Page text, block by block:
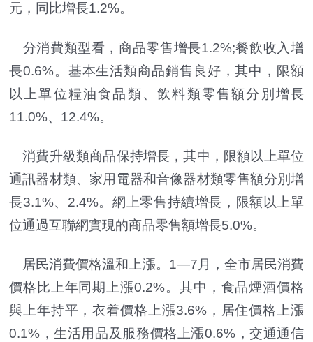
元，同比增長1.2%。
分消費類型看，商品零售增長1.2%;餐飲收入增
長0.6%。基本生活類商品銷售良好，其中，限額
以上單位糧油食品類、飲料類零售額分別增長
11.0%、12.4%。
消費升級類商品保持增長，其中，限額以上單位
通訊器材類、家用電器和音像器材類零售額分別增
長3.1%、2.4%。網上零售持續增長，限額以上單
位通過互聯網實現的商品零售額增長5.0%。
居民消費價格溫和上漲。1—7月，全市居民消費
價格比上年同期上漲0.2%。其中，食品煙酒價格
與上年持平，衣着價格上漲3.6%，居住價格上漲
0.1%，生活用品及服務價格上漲0.6%，交通通信